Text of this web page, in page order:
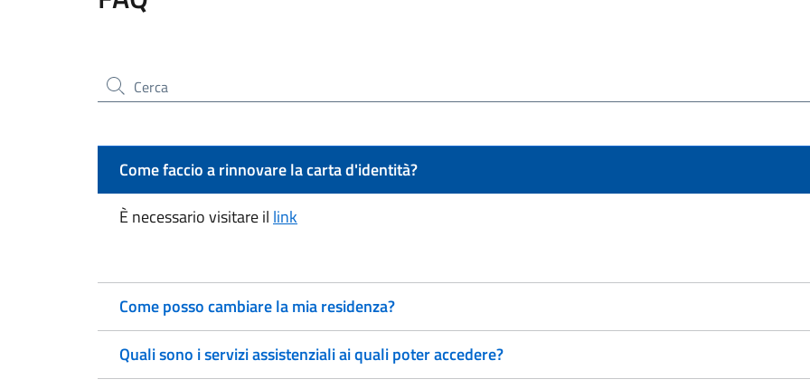
Cerca nel sito
Come faccio a rinnovare la carta d'identità?
È necessario visitare il link
Come posso cambiare la mia residenza?
Quali sono i servizi assistenziali ai quali poter accedere?